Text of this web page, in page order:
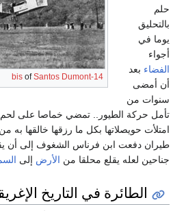
14-bis
ofSantos Dumont
حلم
بالتحليق
يوما في
أجواء
الفضاء بعد
أن أمضى
سنوات من
تأمل حركة الطيور.. تمضي خماصا على لحم
امتلأت حويصلاتها بكل ما رزقها خالقها به
طيران دفعت ابن فرناس الشغوف إلى أن
جناحين لعله يقلع محلقا من الأرض إلى
الطائرة في التاريخ